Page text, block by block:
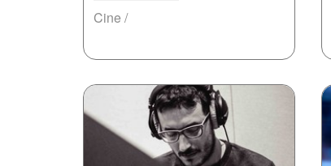
Cine /